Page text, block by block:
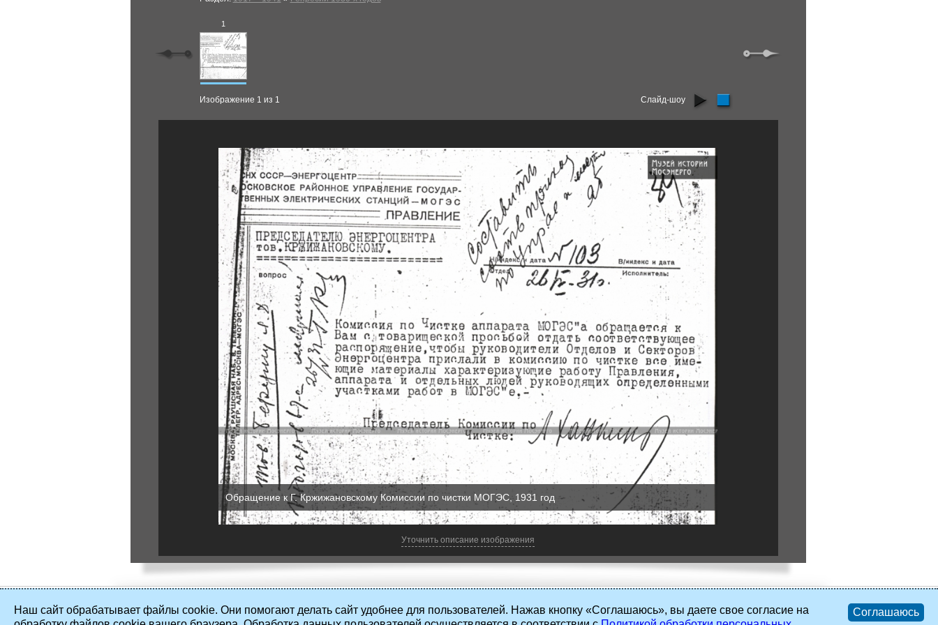
1
Изображение 1 из 1 Слайд-шоу
Обращение к Г. Кржижановскому Комиссии по чистки МОГЭС, 1931 год
Уточнить описание изображения
Наш сайт обрабатывает файлы cookie. Они помогают делать сайт удобнее для пользователей. Нажав кнопку «Соглашаюсь», вы даете свое согласие на
Соглашаюсь